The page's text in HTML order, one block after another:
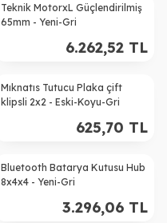
Teknik MotorxL Güçlendirilmiş
65mm - Yeni-Gri
6.262,52 TL
Mıknatıs Tutucu Plaka çift
klipsli 2x2 - Eski-Koyu-Gri
625,70 TL
Bluetooth Batarya Kutusu Hub
8x4x4 - Yeni-Gri
3.296,06 TL